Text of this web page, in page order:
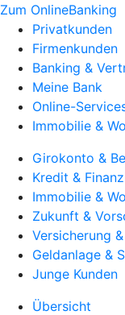
Zum OnlineBanking
Privatkunden
Firmenkunden
Banking &
Meine Bank
Online-
Immobilie &
Girokonto &
Kredit &
Immobilie &
Zukunft &
Versicherung
Geldanlage &
Junge Kunden
Übersicht